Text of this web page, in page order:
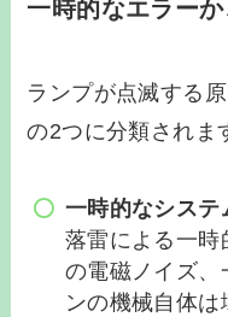
一時的なエラー
ランプが点滅する
の2つに分類されま
一時的なシステ
落雷による一時
の電磁ノイズ、
ンの機械自体は